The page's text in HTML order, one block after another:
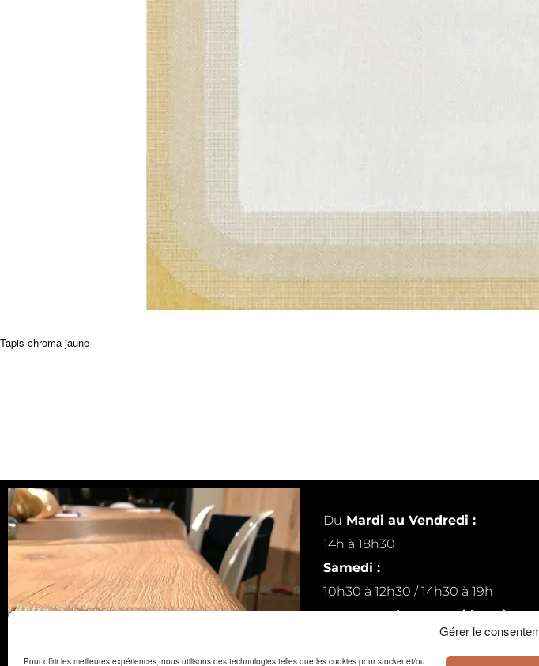
Gérer le
Pour offrir les meilleures expériences, nous utilisons des technologies telles que les cookies pour stocker et/ou
Tapis chroma jaune
Du Mardi au Vendredi :
14h à 18h30
Samedi :
10h30 à 12h30 / 14h30 à 19h
ou sur rendez-vous si besoin